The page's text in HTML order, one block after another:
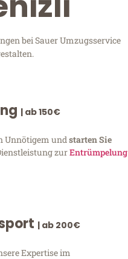
bei Sauer Umzugsservice
| ab 150€
Unnötigem und starten Sie
zurEntrümpelung
| ab 200€
Expertise im